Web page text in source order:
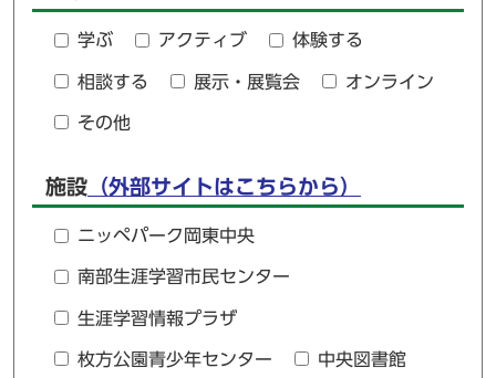
学ぶ アクティブ 体験する
相談する 展示・展覧会 オンライン
その他
施設 （外部サイトはこちらから）
ニッペパーク岡東中央
南部生涯学習市民センター
生涯学習情報プラザ
枚方公園青少年センター 中央図書館